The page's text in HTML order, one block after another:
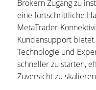
Brokern Zugang zu
eine fortschrittliche
MetaTrader-
Kundensupport
Technologie und
schneller zu starten,
Zuversicht zu